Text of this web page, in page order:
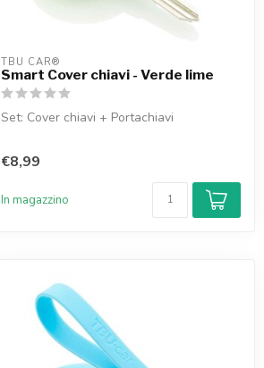
TBU CAR®
Smart Cover chiavi - Verde lime
Set: Cover chiavi + Portachiavi
€8,99
In magazzino